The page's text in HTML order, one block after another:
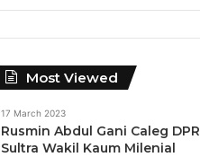
Most Viewed
17 March 2023
Rusmin Abdul Gani Caleg
Sultra Wakil Kaum Milenial